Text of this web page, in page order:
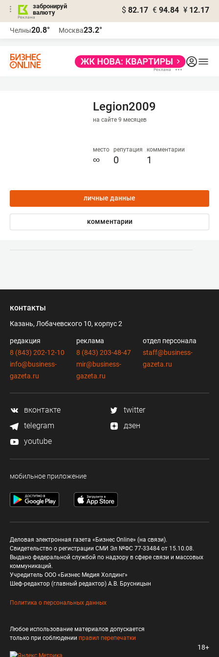
забронируй
валюту
$ 82.17 € 94.84 ¥ 12.17
Челны20.8° Москва23.2°
Legion2009
на сайте 9 месяцев
место
∞
репутация
0
комментарии
1
личные данные
комментарии
контакты
Казань, Лобачевского 10, корпус 2
редакция
8 (843) 202-12-10
info@business-
gazeta.ru
реклама
8 (843) 203-48-47
mir@business-
gazeta.ru
отдел персонала
staff@business-
gazeta.ru
вконтакте
twitter
telegram
дзен
youtube
мобильное приложение
Деловая электронная газета «Бизнес Online» (на связи).
Свидетельство о регистрации СМИ Эл №ФС 77-33484 от 15.10.08.
Выдано федеральной службой по надзору в сфере связи и массовых
коммуникаций.
Учредитель ООО «Бизнес Медия Холдинг»
Шеф-редактор (главный редактор) А.В. Брусницын
Политика о персональных данных
Любое использование материалов допускается
только при соблюдении правил перепечатки
18+